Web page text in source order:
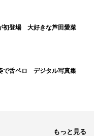
初登場 大好きな芦田愛菜
で舌ペロ デジタル写真集
もっと見る